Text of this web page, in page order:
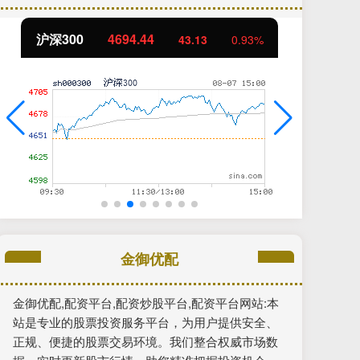
北证50 1134.24 11.37 1.01%
金御优配
金御优配,配资平台,配资炒股平台,配资平台网站:本
站是专业的股票投资服务平台，为用户提供安全、
正规、便捷的股票交易环境。我们整合权威市场数